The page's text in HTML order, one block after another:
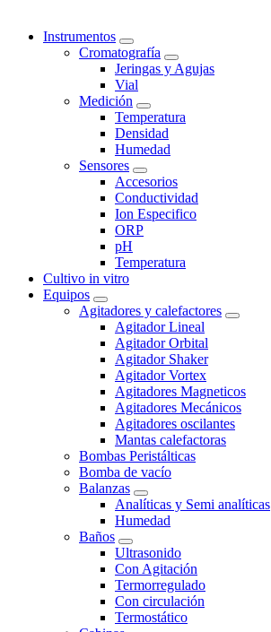
Instrumentos
Cromatografía
Jeringas y Agujas
Vial
Medición
Temperatura
Densidad
Humedad
Sensores
Accesorios
Conductividad
Ion Especifico
ORP
pH
Temperatura
Cultivo in vitro
Equipos
Agitadores y calefactores
Agitador Lineal
Agitador Orbital
Agitador Shaker
Agitador Vortex
Agitadores Magneticos
Agitadores Mecánicos
Agitadores oscilantes
Mantas calefactoras
Bombas Peristálticas
Bomba de vacío
Balanzas
Analíticas y Semi analíticas
Humedad
Baños
Ultrasonido
Con Agitación
Termorregulado
Con circulación
Termostático